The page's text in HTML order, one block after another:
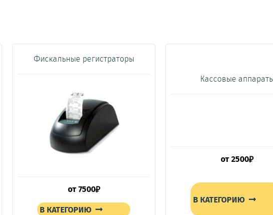
Фискальные регистраторы
от 7500₽
В КАТЕГОРИЮ
Кассовые
от 2500₽
В КАТЕГОРИЮ